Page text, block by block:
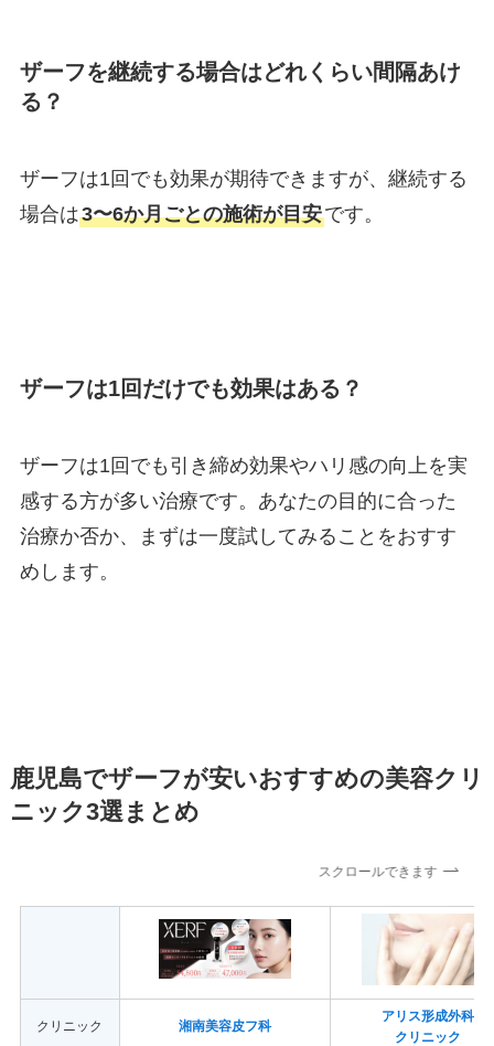
ザーフを継続する場合はどれくらい間隔あけ
る？
ザーフは1回でも効果が期待できますが、継続する
場合は3〜6か月ごとの施術が目安です。
ザーフは1回だけでも効果はある？
ザーフは1回でも引き締め効果やハリ感の向上を実
感する方が多い治療です。あなたの目的に合った
治療か否か、まずは一度試してみることをおすす
めします。
鹿児島でザーフが安いおすすめの美容クリ
ニック3選まとめ
スクロールできます
クリニック 湘南美容皮フ科
アリス形成外科
クリニック